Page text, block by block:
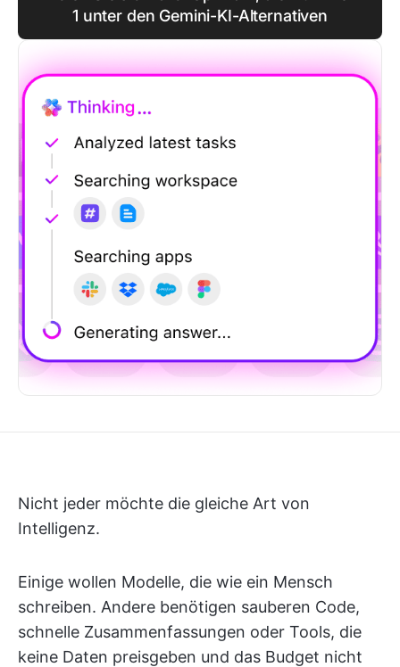
1 unter den Gemini-KI-Alternativen
Nicht jeder möchte die gleiche Art von
Intelligenz.
Einige wollen Modelle, die wie ein Mensch
schreiben. Andere benötigen sauberen Code,
schnelle Zusammenfassungen oder Tools, die
keine Daten preisgeben und das Budget nicht